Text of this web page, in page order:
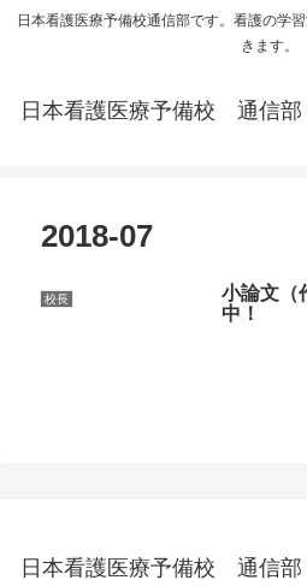
日本看護医療予備校通信部です。看護の学
きます。
日本看護医療予備校 通信
2018-07
校長
小論文（
中！
日本看護医療予備校 通信